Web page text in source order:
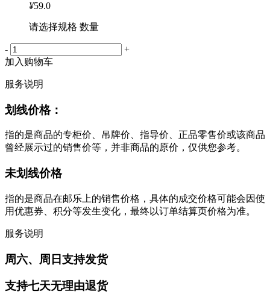
¥59.0
请选择规格 数量
-
+
加入购物车
服务说明
划线价格：
指的是商品的专柜价、吊牌价、指导价、正品零售价或该商品
曾经展示过的销售价等，并非商品的原价，仅供您参考。
未划线价格
指的是商品在邮乐上的销售价格，具体的成交价格可能会因使
用优惠券、积分等发生变化，最终以订单结算页价格为准。
服务说明
周六、周日支持发货
支持七天无理由退货